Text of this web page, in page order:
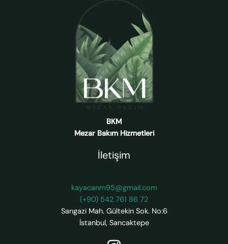
BKM
Mezar Bakım Hizmetleri
İletişim
kayacanm95@gmail.com
(+90) 542 761 86 72
Sarıgazi Mah. Gültekin Sok. No:6
İstanbul, Sancaktepe